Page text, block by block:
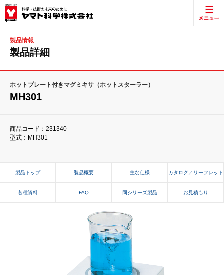
製品情報
製品詳細
ホットプレート付きマグミキサ（ホットスターラー）
MH301
商品コード：231340
型式：MH301
製品トップ 製品概要 主な仕様 カタログ／リーフレット
各種資料 FAQ 同シリーズ製品 お見積もり